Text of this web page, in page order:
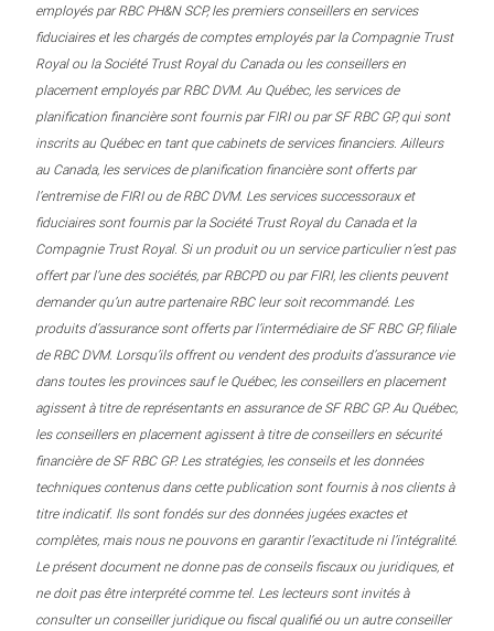
employés par RBC PH&N SCP, les premiers conseillers en services
fiduciaires et les chargés de comptes employés par la Compagnie Trust
Royal ou la Société Trust Royal du Canada ou les conseillers en
placement employés par RBC DVM. Au Québec, les services de
planification financière sont fournis par FIRI ou par SF RBC GP, qui sont
inscrits au Québec en tant que cabinets de services financiers. Ailleurs
au Canada, les services de planification financière sont offerts par
l’entremise de FIRI ou de RBC DVM. Les services successoraux et
fiduciaires sont fournis par la Société Trust Royal du Canada et la
Compagnie Trust Royal. Si un produit ou un service particulier n’est pas
offert par l’une des sociétés, par RBCPD ou par FIRI, les clients peuvent
demander qu’un autre partenaire RBC leur soit recommandé. Les
produits d’assurance sont offerts par l’intermédiaire de SF RBC GP, filiale
de RBC DVM. Lorsqu’ils offrent ou vendent des produits d’assurance vie
dans toutes les provinces sauf le Québec, les conseillers en placement
agissent à titre de représentants en assurance de SF RBC GP. Au Québec,
les conseillers en placement agissent à titre de conseillers en sécurité
financière de SF RBC GP. Les stratégies, les conseils et les données
techniques contenus dans cette publication sont fournis à nos clients à
titre indicatif. Ils sont fondés sur des données jugées exactes et
complètes, mais nous ne pouvons en garantir l’exactitude ni l’intégralité.
Le présent document ne donne pas de conseils fiscaux ou juridiques, et
ne doit pas être interprété comme tel. Les lecteurs sont invités à
consulter un conseiller juridique ou fiscal qualifié ou un autre conseiller